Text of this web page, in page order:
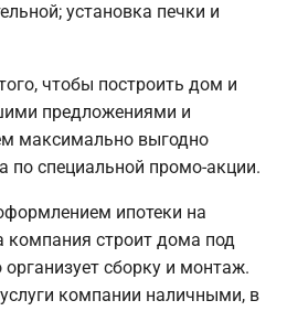
установка печки и
чтобы построить дом и
предложениями и
максимально выгодно
по специальной промо-акции.
ипотеки на
строит дома под
сборку и монтаж.
компании наличными, в